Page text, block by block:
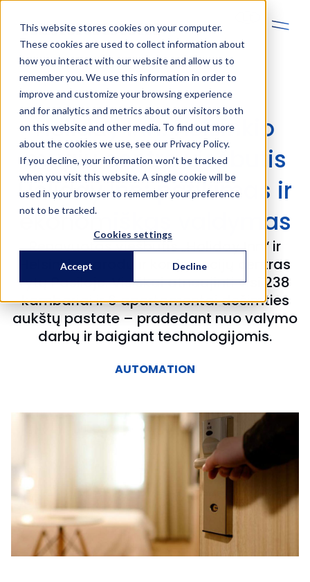
This website stores cookies on your computer.
These cookies are used to collect information about
how you interact with our website and allow us to
remember you. We use this information in order to
improve and customize your browsing experience
and for analytics and metrics about our visitors both
on this website and other media. To find out more
about the cookies we use, see our Privacy Policy.
If you decline, your information won’t be tracked
when you visit this website. A single cookie will be
used in your browser to remember your preference
not to be tracked.
Cookies settings
Accept Decline
Holiday Inn: Helsinkio
mugių centro viešbutis
Holiday Inn: patikimas ir
ekonomiškas valdymas
Renovuotas viešbutis „Holiday Inn“ ir
Helsinkio parodų ir konferencijų centras
rytų Pasiloje. Visiškai atnaujinti visi 238
kambariai ir 6 apartamentai dešimties
aukštų pastate – pradedant nuo valymo
darbų ir baigiant technologijomis.
AUTOMATION